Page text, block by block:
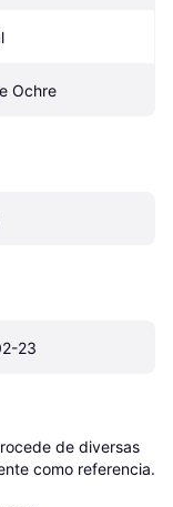
Ochre
23
de diversas
como referencia.